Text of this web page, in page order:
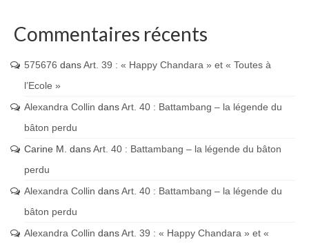
Commentaires récents
575676 dansArt. 39 : « Happy Chandara » et « Toutes à
l’Ecole »
Alexandra Collin dansArt. 40 : Battambang – la légende du
bâton perdu
Carine M. dansArt. 40 : Battambang – la légende du bâton
perdu
Alexandra Collin dansArt. 40 : Battambang – la légende du
bâton perdu
Alexandra Collin dansArt. 39 : « Happy Chandara » et «